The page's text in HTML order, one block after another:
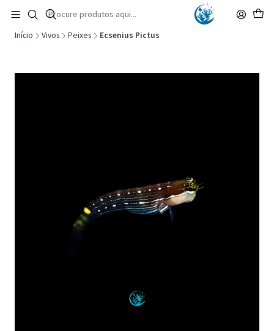
🚚 Portugal Continental: Portes Grátis desde 149,90€ (Envio extresso: 14,90€)
Ler mais
Início Vivos Peixes Ecsenius Pictus